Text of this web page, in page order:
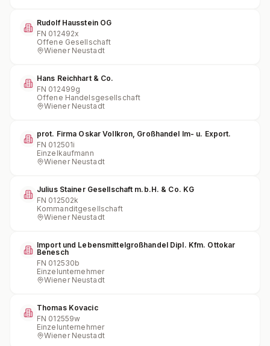
Rudolf Hausstein OG
FN 012492x
Offene Gesellschaft
Wiener Neustadt
Hans Reichhart & Co.
FN 012499g
Offene Handelsgesellschaft
Wiener Neustadt
prot. Firma Oskar Vollkron, Großhandel Im- u. Export.
FN 012501i
Einzelkaufmann
Wiener Neustadt
Julius Stainer Gesellschaft m.b.H. & Co. KG
FN 012502k
Kommanditgesellschaft
Wiener Neustadt
Import und Lebensmittelgroßhandel Dipl. Kfm. Ottokar
Benesch
FN 012530b
Einzelunternehmer
Wiener Neustadt
Thomas Kovacic
FN 012559w
Einzelunternehmer
Wiener Neustadt